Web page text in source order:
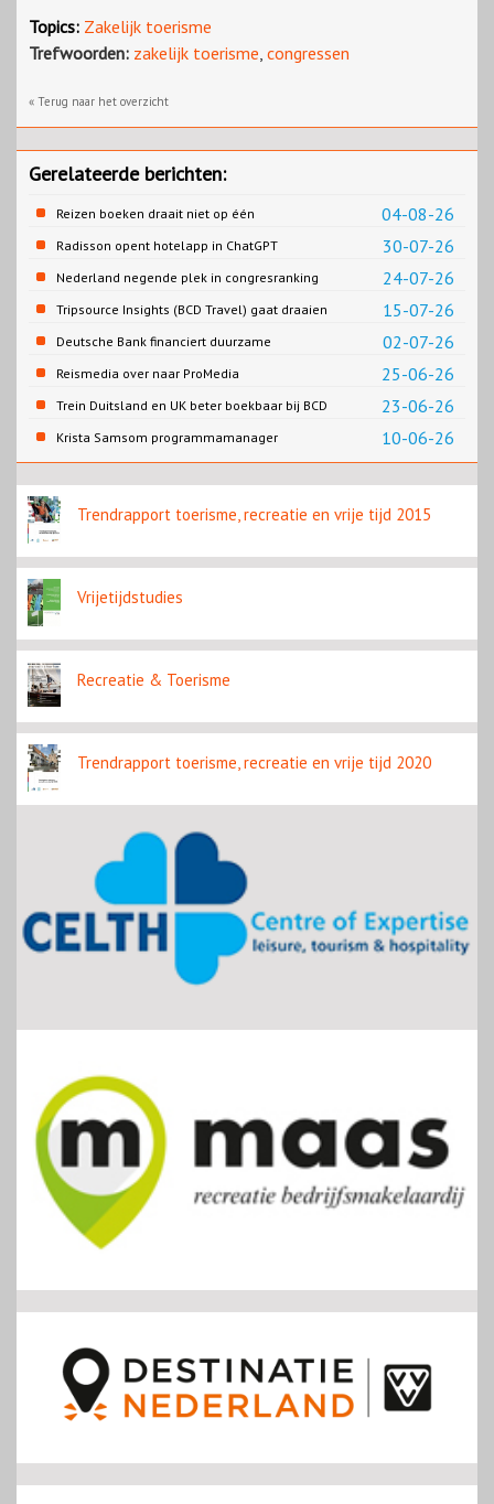
Topics: Zakelijk toerisme
Trefwoorden: zakelijk toerisme, congressen
« Terug naar het overzicht
Gerelateerde berichten:
04-08-26
Reizen boeken draait niet op één
contentbron
30-07-26
Radisson opent hotelapp in ChatGPT
24-07-26
Nederland negende plek in congresranking
15-07-26
Tripsource Insights (BCD Travel) gaat draaien
op AI en NLP
02-07-26
Deutsche Bank financiert duurzame
brandstof Lufthansa
25-06-26
Reismedia over naar ProMedia
23-06-26
Trein Duitsland en UK beter boekbaar bij BCD
10-06-26
Krista Samsom programmamanager
Heilzame Badplaats
Trendrapport toerisme, recreatie en vrije tijd 2015
Vrijetijdstudies
Recreatie & Toerisme
Trendrapport toerisme, recreatie en vrije tijd 2020